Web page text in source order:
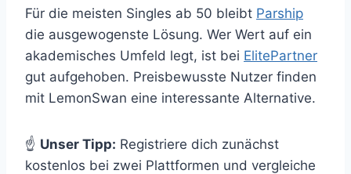
Für die meisten Singles ab 50 bleibt Parship
die ausgewogenste Lösung. Wer Wert auf ein
akademisches Umfeld legt, ist bei ElitePartner
gut aufgehoben. Preisbewusste Nutzer finden
mit LemonSwan eine interessante Alternative.
☝️ Unser Tipp: Registriere dich zunächst
kostenlos bei zwei Plattformen und vergleiche